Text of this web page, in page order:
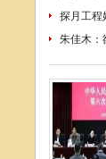
探月工程
朱佳木：